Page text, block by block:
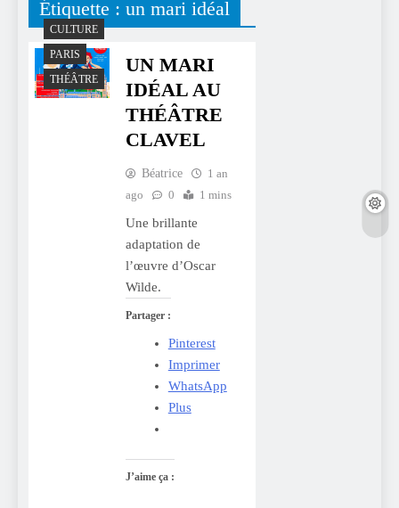
Étiquette : un mari idéal
CULTURE
PARIS
THÉÂTRE
UN MARI
IDÉAL AU
THÉÂTRE
CLAVEL
Béatrice
1 an
ago
0 1 mins
Une brillante
adaptation de
l’œuvre d’Oscar
Wilde.
Partager :
Pinterest
Imprimer
WhatsApp
Plus
J’aime ça :